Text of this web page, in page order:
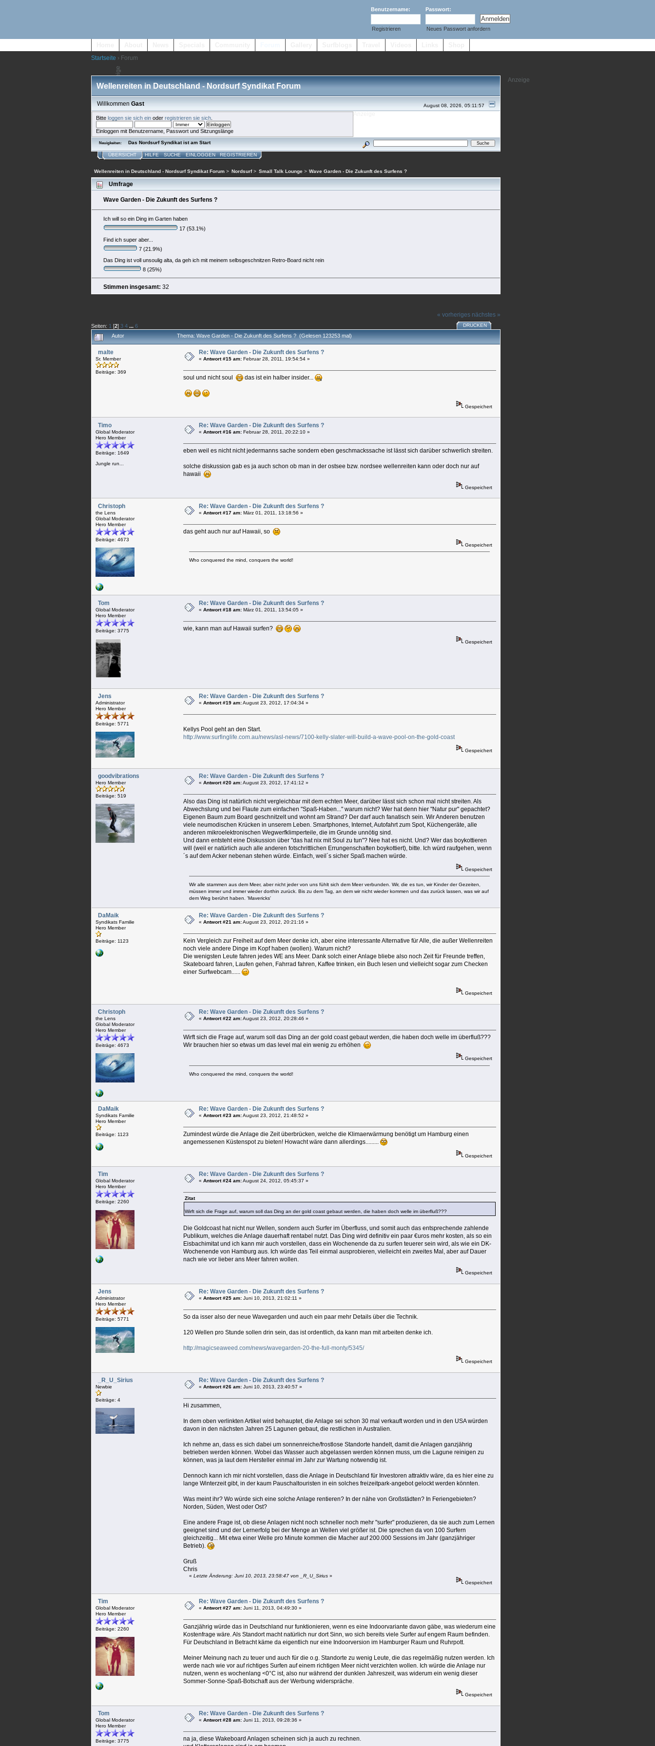
Benutzername: Passwort:
Registrieren Neues Passwort anfordern
Startseite › Forum
Wellenreiten in Deutschland - Nordsurf Syndikat Forum
August 08, 2026, 05:11:57
WillkommenGast
Bitte loggen sie sich einoder registrieren sie sich.
Einloggen mit Benutzername, Passwort und Sitzungslänge
Neuigkeiten: Das Nordsurf Syndikat ist am Start
ÜBERSICHT HILFE SUCHE EINLOGGEN REGISTRIEREN
Wellenreiten in Deutschland - Nordsurf Syndikat Forum > Nordsurf> Small Talk Lounge> Wave Garden - Die Zukunft des Surfens ?
Umfrage
Wave Garden - Die Zukunft des Surfens ?
Ich will so ein Ding im Garten haben
17 (53.1%)
Find ich super aber...
7 (21.9%)
Das Ding ist voll unsoulig alta, da geh ich mit meinem selbsgeschnitzen Retro-Board nicht rein
8 (25%)
Stimmen insgesamt: 32
« vorheriges nächstes »
Seiten: 1 [2] 3 4 ... 6 DRUCKEN
Autor Thema: Wave Garden - Die Zukunft des Surfens ? (Gelesen 123253 mal)
malte
Sr. Member
Beiträge: 369
Re: Wave Garden - Die Zukunft des Surfens ?
«Antwort #15 am: Februar 28, 2011, 19:54:54 »
soul und nicht soul das ist ein halber insider...
Gespeichert
Timo
Global Moderator
Hero Member
Beiträge: 1649
Jungle run...
Re: Wave Garden - Die Zukunft des Surfens ?
«Antwort #16 am: Februar 28, 2011, 20:22:10 »
eben weil es nicht nicht jedermanns sache sondern eben geschmackssache ist lässt sich darüber schwerlich streiten.
solche diskussion gab es ja auch schon ob man in der ostsee bzw. nordsee wellenreiten kann oder doch nur auf
hawaii
Gespeichert
Christoph
the Lens
Global Moderator
Hero Member
Beiträge: 4673
Re: Wave Garden - Die Zukunft des Surfens ?
«Antwort #17 am: März 01, 2011, 13:18:56 »
das geht auch nur auf Hawaii, so
Gespeichert
Who conquered the mind, conquers the world!
Tom
Global Moderator
Hero Member
Beiträge: 3775
Re: Wave Garden - Die Zukunft des Surfens ?
«Antwort #18 am: März 01, 2011, 13:54:05 »
wie, kann man auf Hawaii surfen?
Gespeichert
Jens
Administrator
Hero Member
Beiträge: 5771
Re: Wave Garden - Die Zukunft des Surfens ?
«Antwort #19 am:August 23, 2012, 17:04:34 »
Kellys Pool geht an den Start.
http://www.surfinglife.com.au/news/asl-news/7100-kelly-slater-will-build-a-wave-pool-on-the-gold-coast
Gespeichert
goodvibrations
Hero Member
Beiträge: 519
Re: Wave Garden - Die Zukunft des Surfens ?
«Antwort #20 am:August 23, 2012, 17:41:12 »
Also das Ding ist natürlich nicht vergleichbar mit dem echten Meer, darüber lässt sich schon mal nicht streiten. Als
Abwechslung und bei Flaute zum einfachen "Spaß-Haben..." warum nicht? Wer hat denn hier "Natur pur" gepachtet?
Eigenen Baum zum Board geschnitzelt und wohnt am Strand? Der darf auch fanatisch sein. Wir Anderen benutzen
viele neumodischen Krücken in unserem Leben. Smartphones, Internet, Autofahrt zum Spot, Küchengeräte, alle
anderen mikroelektronischen Wegwerfklimperteile, die im Grunde unnötig sind.
Und dann entsteht eine Diskussion über "das hat nix mit Soul zu tun"? Nee hat es nicht. Und? Wer das boykottieren
will (weil er natürlich auch alle anderen fotschrittlichen Errungenschaften boykottiert), bitte. Ich würd raufgehen, wenn
´s auf dem Acker nebenan stehen würde. Einfach, weil´s sicher Spaß machen würde.
Gespeichert
Wir alle stammen aus dem Meer, aber nicht jeder von uns fühlt sich dem Meer verbunden. Wir, die es tun, wir Kinder der Gezeiten,
müssen immer und immer wieder dorthin zurück. Bis zu dem Tag, an dem wir nicht wieder kommen und das zurück lassen, was wir auf
dem Weg berührt haben. 'Mavericks'
DaMaik
Syndikats Familie
Hero Member
Beiträge: 1123
Re: Wave Garden - Die Zukunft des Surfens ?
«Antwort #21 am:August 23, 2012, 20:21:16 »
Kein Vergleich zur Freiheit auf dem Meer denke ich, aber eine interessante Alternative für Alle, die außer Wellenreiten
noch viele andere Dinge im Kopf haben (wollen). Warum nicht?
Die wenigsten Leute fahren jedes WE ans Meer. Dank solch einer Anlage bliebe also noch Zeit für Freunde treffen,
Skateboard fahren, Laufen gehen, Fahrrad fahren, Kaffee trinken, ein Buch lesen und vielleicht sogar zum Checken
einer Surfwebcam......
Gespeichert
Christoph
the Lens
Global Moderator
Hero Member
Beiträge: 4673
Re: Wave Garden - Die Zukunft des Surfens ?
«Antwort #22 am:August 23, 2012, 20:28:46 »
Wirft sich die Frage auf, warum soll das Ding an der gold coast gebaut werden, die haben doch welle im überfluß???
Wir brauchen hier so etwas um das level mal ein wenig zu erhöhen
Gespeichert
Who conquered the mind, conquers the world!
DaMaik
Syndikats Familie
Hero Member
Beiträge: 1123
Re: Wave Garden - Die Zukunft des Surfens ?
«Antwort #23 am:August 23, 2012, 21:48:52 »
Zumindest würde die Anlage die Zeit überbrücken, welche die Klimaerwärmung benötigt um Hamburg einen
angemessenen Küstenspot zu bieten! Howacht wäre dann allerdings.........
Gespeichert
Tim
Global Moderator
Hero Member
Beiträge: 2260
Re: Wave Garden - Die Zukunft des Surfens ?
«Antwort #24 am:August 24, 2012, 05:45:37 »
Zitat
Wirft sich die Frage auf, warum soll das Ding an der gold coast gebaut werden, die haben doch welle im überfluß???
Die Goldcoast hat nicht nur Wellen, sondern auch Surfer im Überfluss, und somit auch das entsprechende zahlende
Publikum, welches die Anlage dauerhaft rentabel nutzt. Das Ding wird definitiv ein paar €uros mehr kosten, als so ein
Eisbachimitat und ich kann mir auch vorstellen, dass ein Wochenende da zu surfen teuerer sein wird, als wie ein DK-
Wochenende von Hamburg aus. Ich würde das Teil einmal ausprobieren, vielleicht ein zweites Mal, aber auf Dauer
nach wie vor lieber ans Meer fahren wollen.
Gespeichert
Jens
Administrator
Hero Member
Beiträge: 5771
Re: Wave Garden - Die Zukunft des Surfens ?
«Antwort #25 am: Juni 10, 2013, 21:02:11 »
So da isser also der neue Wavegarden und auch ein paar mehr Details über die Technik.
120 Wellen pro Stunde sollen drin sein, das ist ordentlich, da kann man mit arbeiten denke ich.
http://magicseaweed.com/news/wavegarden-20-the-full-monty/5345/
Gespeichert
_R_U_Sirius
Newbie
Beiträge: 4
Re: Wave Garden - Die Zukunft des Surfens ?
«Antwort #26 am: Juni 10, 2013, 23:40:57 »
Hi zusammen,
In dem oben verlinkten Artikel wird behauptet, die Anlage sei schon 30 mal verkauft worden und in den USA würden
davon in den nächsten Jahren 25 Lagunen gebaut, die restlichen in Australien.
Ich nehme an, dass es sich dabei um sonnenreiche/frostlose Standorte handelt, damit die Anlagen ganzjährig
betrieben werden können. Wobei das Wasser auch abgelassen werden können muss, um die Lagune reinigen zu
können, was ja laut dem Hersteller einmal im Jahr zur Wartung notwendig ist.
Dennoch kann ich mir nicht vorstellen, dass die Anlage in Deutschland für Investoren attraktiv wäre, da es hier eine zu
lange Winterzeit gibt, in der kaum Pauschaltouristen in ein solches freizeitpark-angebot gelockt werden könnten.
Was meint ihr? Wo würde sich eine solche Anlage rentieren? In der nähe von Großstädten? In Feriengebieten?
Norden, Süden, West oder Ost?
Eine andere Frage ist, ob diese Anlagen nicht noch schneller noch mehr "surfer" produzieren, da sie auch zum Lernen
geeignet sind und der Lernerfolg bei der Menge an Wellen viel größer ist. Die sprechen da von 100 Surfern
gleichzeitig... Mit etwa einer Welle pro Minute kommen die Macher auf 200.000 Sessions im Jahr (ganzjähriger
Betrieb).
Gruß
Chris
«Letzte Änderung: Juni 10, 2013, 23:58:47 von _R_U_Sirius »
Gespeichert
Tim
Global Moderator
Hero Member
Beiträge: 2260
Re: Wave Garden - Die Zukunft des Surfens ?
«Antwort #27 am: Juni 11, 2013, 04:49:30 »
Ganzjährig würde das in Deutschland nur funktionieren, wenn es eine Indoorvariante davon gäbe, was wiederum eine
Kostenfrage wäre. Als Standort macht natürlich nur dort Sinn, wo sich bereits viele Surfer auf engem Raum befinden.
Für Deutschland in Betracht käme da eigentlich nur eine Indoorversion im Hamburger Raum und Ruhrpott.
Meiner Meinung nach zu teuer und auch für die o.g. Standorte zu wenig Leute, die das regelmäßig nutzen werden. Ich
werde nach wie vor auf richtiges Surfen auf einem richtigen Meer nicht verzichten wollen. Ich würde die Anlage nur
nutzen, wenn es wochenlang <0°C ist, also nur während der dunklen Jahreszeit, was widerum ein wenig dieser
Sommer-Sonne-Spaß-Botschaft aus der Werbung widerspräche.
Gespeichert
Tom
Global Moderator
Hero Member
Beiträge: 3775
Re: Wave Garden - Die Zukunft des Surfens ?
«Antwort #28 am: Juni 11, 2013, 09:28:36 »
na ja, diese Wakeboard Anlagen scheinen sich ja auch zu rechnen.